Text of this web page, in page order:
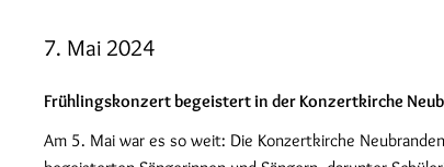
7. Mai 2024
Frühlingskonzert begeistert in der Konzertkirche
Am 5. Mai war es so weit: Die Konzertkirche